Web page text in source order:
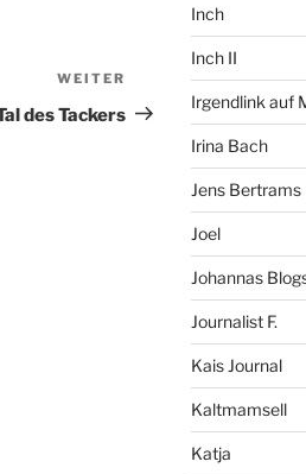
Nächster
Beitrag
WEITER
des Tackers
Inch
Inch II
Irgendlink auf
Irina Bach
Jens Bertrams
Joel
Johannas
Journalist F.
Kais Journal
Kaltmamsell
Katja